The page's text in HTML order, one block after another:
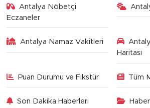
Antalya Nöbetçi
Eczaneler
Antalya Namaz Vakitleri
Haritası
Puan Durumu ve Fikstür Tüm
Son Dakika Haberleri